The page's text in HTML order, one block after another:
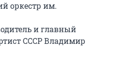
оркестр им.
и главный
СССР Владимир